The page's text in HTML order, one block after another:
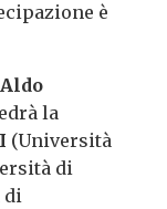
è
Aldo
la
(Università
di
di